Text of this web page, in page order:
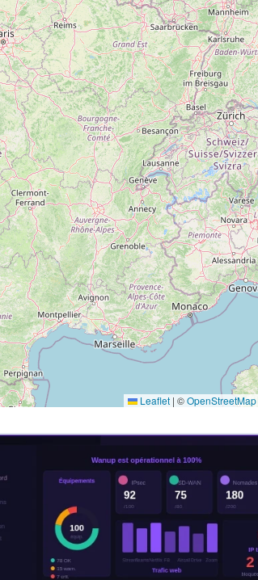
Leaflet | ©OpenStreetMap